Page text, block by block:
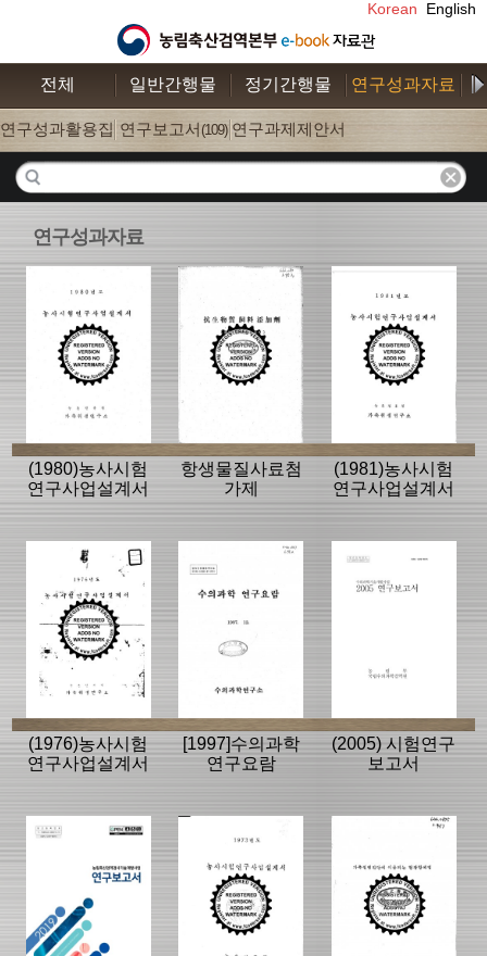
Korean English
전체 일반간행물 정기간행물 연구성과자료
연구성과활용집 (26)
연구보고서 (109) 연구과제제안서
연구성과자료
(1980)농사시험
연구사업설계서
항생물질사료첨
가제
(1981)농사시험
연구사업설계서
(1976)농사시험
연구사업설계서
[1997]수의과학
연구요람
(2005) 시험연구
보고서